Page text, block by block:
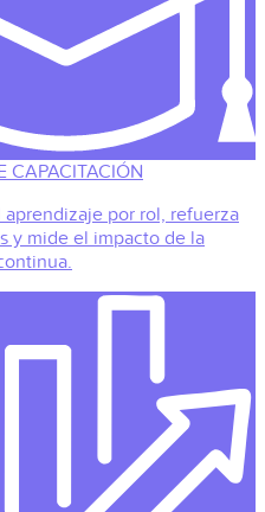
CAPACITACIÓN
aprendizaje por rol, refuerza
y mide el impacto de la